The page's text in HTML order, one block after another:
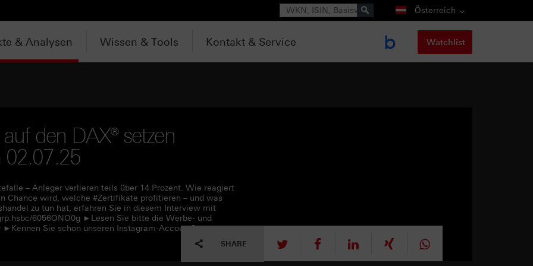
Suche Österreich
& Analysen Wissen & Tools Kontakt & Service Watchlist
den DAX® setzen
02.07.25
– Anleger verlieren teils über 14 Prozent. Wie reagiert
Chance wird, welche #Zertifikate profitieren – und was
zu tun hat, erfahren Sie in diesem Interview mit
6056ONO0g ►Lesen Sie bitte die Werbe- und
Sie schon unseren Instagram-Account?
SHARE tweet mitteilen